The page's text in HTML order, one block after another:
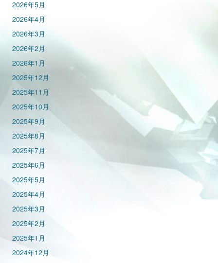
2026年5月
2026年4月
2026年3月
2026年2月
2026年1月
2025年12月
2025年11月
2025年10月
2025年9月
2025年8月
2025年7月
2025年6月
2025年5月
2025年4月
2025年3月
2025年2月
2025年1月
2024年12月